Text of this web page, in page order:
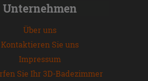
Unternehmen
Über uns
Kontaktieren Sie uns
Impressum
Sie Ihr 3D-Badezimmer